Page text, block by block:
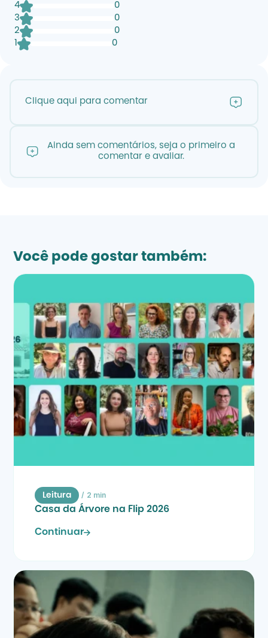
4
0
3
0
2
0
1
0
Clique aqui para comentar
Ainda sem comentários, seja o primeiro a
comentar e avaliar.
Você pode gostar também:
Leitura / 2 min
Casa da Árvore na Flip 2026
Continuar